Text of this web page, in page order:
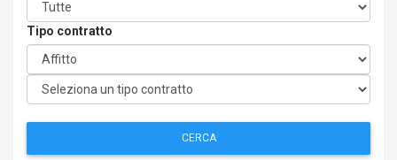
Tipo contratto
CERCA